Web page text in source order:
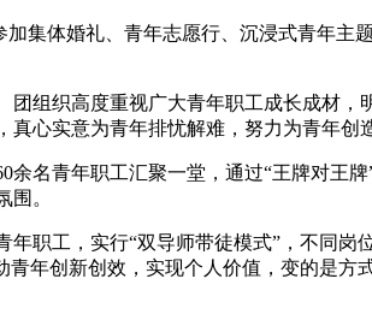
集体婚礼、青年志愿行、沉浸式青年主
织高度重视广大青年职工成长成材，
真心实意为青年排忧解难，努力为青年
青年职工汇聚一堂，通过“王牌对王牌
围。
工，实行“双导师带徒模式”，不同岗
青年创新创效，实现个人价值，变的是